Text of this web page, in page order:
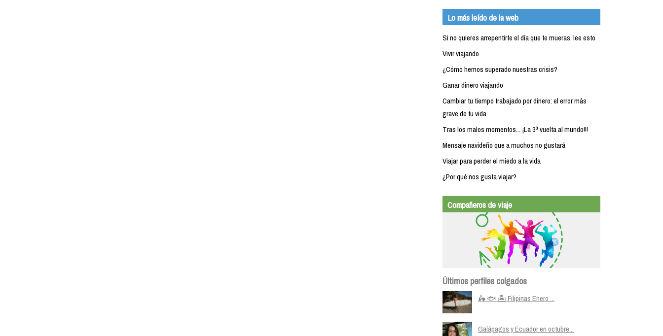
Lo más leído de la web
Si no quieres arrepentirte el día que te mueras, lee esto
Vivir viajando
¿Cómo hemos superado nuestras crisis?
Ganar dinero viajando
Cambiar tu tiempo trabajado por dinero: el error más
grave de tu vida
Tras los malos momentos... ¡La 3ª vuelta al mundo!!!
Mensaje navideño que a muchos no gustará
Viajar para perder el miedo a la vida
¿Por qué nos gusta viajar?
Compañeros de viaje
Últimos perfiles colgados
🛵 🐟 🏝️ Filipinas Enero ...
Galápagos y Ecuador en octubre...